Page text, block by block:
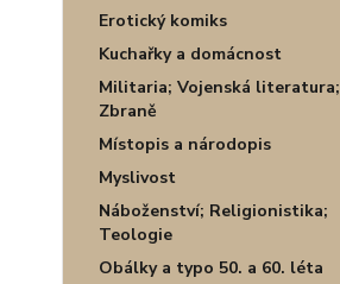
Erotický komiks
Kuchařky a domácnost
Militaria; Vojenská literatura;
Zbraně
Místopis a národopis
Myslivost
Náboženství; Religionistika;
Teologie
Obálky a typo 50. a 60. léta